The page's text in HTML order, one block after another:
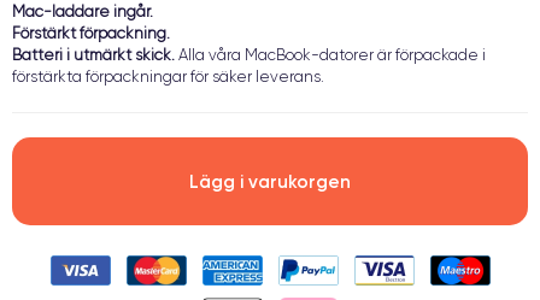
Mac-laddare ingår.
Förstärkt förpackning.
Batteri i utmärkt skick. Alla våra MacBook-datorer är förpackade i
förstärkta förpackningar för säker leverans.
Lägg i varukorgen